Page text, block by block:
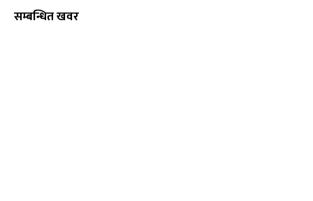
सम्बन्धित खवर